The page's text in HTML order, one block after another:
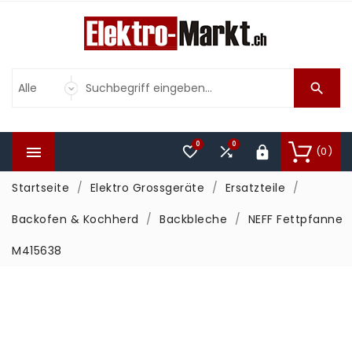

 (0)

0
0
Startseite Elektro Grossgeräte
Ersatzteile
Backofen & Kochherd
Backbleche
NEFF Fettpfanne
M415638